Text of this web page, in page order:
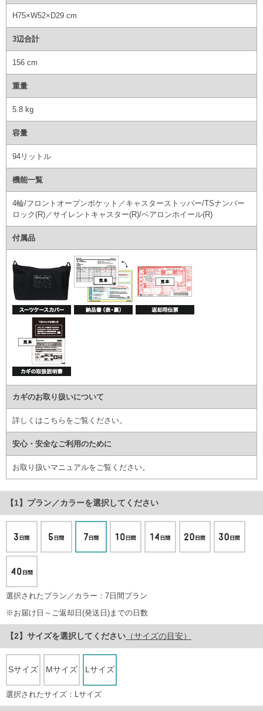
H75×W52×D29 cm
3辺合計
156 cm
重量
5.8 kg
容量
94リットル
機能一覧
4輪/フロントオープンポケット／キャスターストッパー/TSナンバー
ロック(R)／サイレントキャスター(R)/ベアロンホイール(R)
付属品
カギのお取り扱いについて
詳しくはこちら をご覧ください。
安心・安全なご利用のために
お取り扱いマニュアルをご覧ください。
プラン／カラーを選択してください
選択されたプラン／カラー：7日間プラン
※お届け日～ご返却日(発送日)までの日数
サイズを選択してください （サイズの目安）
Sサイズ Mサイズ Lサイズ
選択されたサイズ：Lサイズ